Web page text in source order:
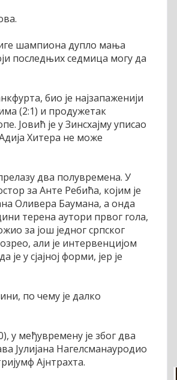
шампиона дупло мања
последњих седмица могу да
био је најзапаженији
(2:1) и продужетак
Јовић је у Зинсхајму уписао
Хитера не може
два полувремена. У
за Анте Ребића, којим је
Оливера Баумана, а онда
терена аутори првог гола,
за још једног српског
али је интервенцијом
у сјајној форми, јер је
по чему је далко
у међувремену је због два
Јулијана Нагелсманауродио
Ајнтрахта.